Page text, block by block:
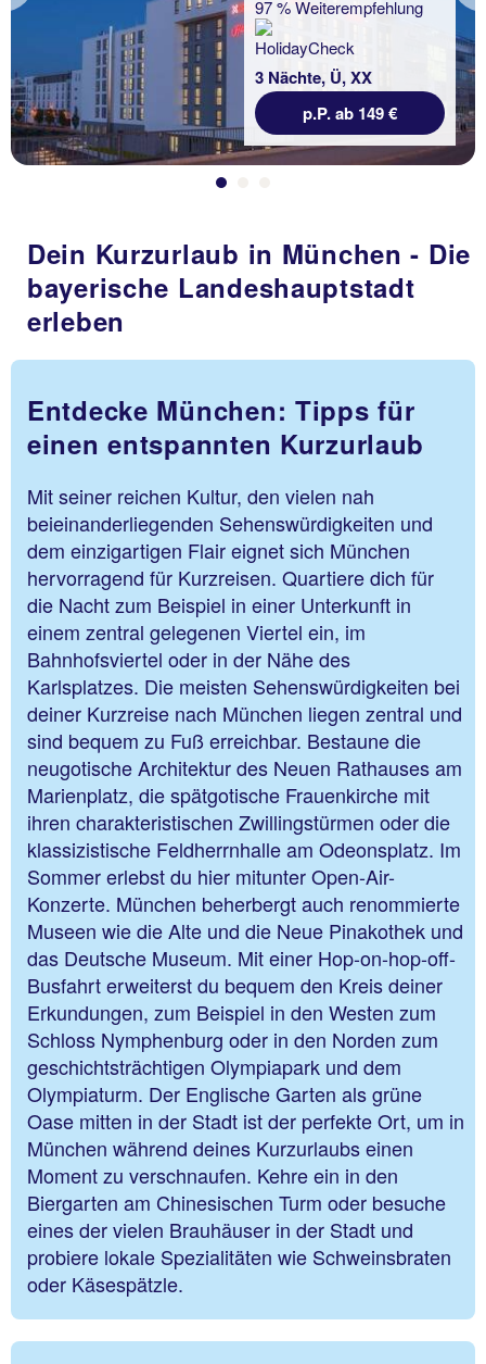
97 % Weiterempfehlung
3 Nächte, Ü, XX
p.P. ab 149 €
Dein Kurzurlaub in München - Die
bayerische Landeshauptstadt
erleben
Entdecke München: Tipps für
einen entspannten Kurzurlaub
Mit seiner reichen Kultur, den vielen nah
beieinanderliegenden Sehenswürdigkeiten und
dem einzigartigen Flair eignet sich München
hervorragend für Kurzreisen. Quartiere dich für
die Nacht zum Beispiel in einer Unterkunft in
einem zentral gelegenen Viertel ein, im
Bahnhofsviertel oder in der Nähe des
Karlsplatzes. Die meisten Sehenswürdigkeiten bei
deiner Kurzreise nach München liegen zentral und
sind bequem zu Fuß erreichbar. Bestaune die
neugotische Architektur des Neuen Rathauses am
Marienplatz, die spätgotische Frauenkirche mit
ihren charakteristischen Zwillingstürmen oder die
klassizistische Feldherrnhalle am Odeonsplatz. Im
Sommer erlebst du hier mitunter Open-Air-
Konzerte. München beherbergt auch renommierte
Museen wie die Alte und die Neue Pinakothek und
das Deutsche Museum. Mit einer Hop-on-hop-off-
Busfahrt erweiterst du bequem den Kreis deiner
Erkundungen, zum Beispiel in den Westen zum
Schloss Nymphenburg oder in den Norden zum
geschichtsträchtigen Olympiapark und dem
Olympiaturm. Der Englische Garten als grüne
Oase mitten in der Stadt ist der perfekte Ort, um in
München während deines Kurzurlaubs einen
Moment zu verschnaufen. Kehre ein in den
Biergarten am Chinesischen Turm oder besuche
eines der vielen Brauhäuser in der Stadt und
probiere lokale Spezialitäten wie Schweinsbraten
oder Käsespätzle.